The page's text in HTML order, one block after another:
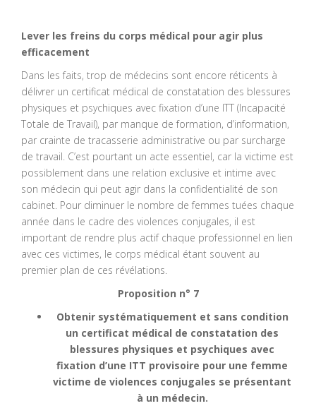
Lever les freins du corps médical pour agir plus
efficacement
Dans les faits, trop de médecins sont encore réticents à
délivrer un certificat médical de constatation des blessures
physiques et psychiques avec fixation d’une ITT (Incapacité
Totale de Travail), par manque de formation, d’information,
par crainte de tracasserie administrative ou par surcharge
de travail. C’est pourtant un acte essentiel, car la victime est
possiblement dans une relation exclusive et intime avec
son médecin qui peut agir dans la confidentialité de son
cabinet. Pour diminuer le nombre de femmes tuées chaque
année dans le cadre des violences conjugales, il est
important de rendre plus actif chaque professionnel en lien
avec ces victimes, le corps médical étant souvent au
premier plan de ces révélations.
Proposition n° 7
Obtenir systématiquement et sans condition
un certificat médical de constatation des
blessures physiques et psychiques avec
fixation d’une ITT provisoire pour une femme
victime de violences conjugales se présentant
à un médecin.